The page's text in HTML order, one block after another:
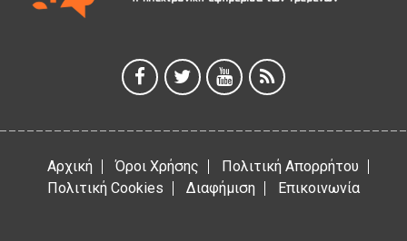
Έκτακτη χρηματοδότηση 400.000€ για επιπλέον εργασίες
στο Δημοτικό Στάδιο Γρεβενών «Μίλτος Τεντόγλου»
Αρχική Όροι Χρήσης
Πολιτική Απορρήτου
Πολιτική Cookies
Διαφήμιση Επικοινωνία